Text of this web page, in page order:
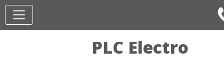
PLC Electro